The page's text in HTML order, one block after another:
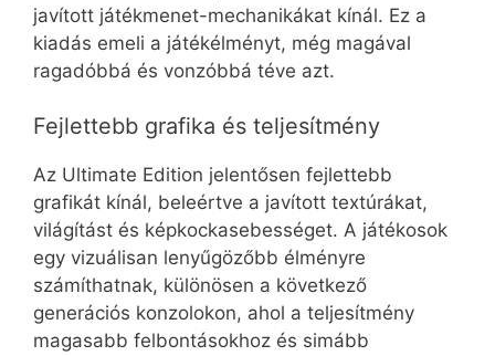
javított játékmenet-mechanikákat kínál. Ez a
kiadás emeli a játékélményt, még magával
ragadóbbá és vonzóbbá téve azt.
Fejlettebb grafika és teljesítmény
Az Ultimate Edition jelentősen fejlettebb
grafikát kínál, beleértve a javított textúrákat,
világítást és képkockasebességet. A játékosok
egy vizuálisan lenyűgözőbb élményre
számíthatnak, különösen a következő
generációs konzolokon, ahol a teljesítmény
magasabb felbontásokhoz és simább